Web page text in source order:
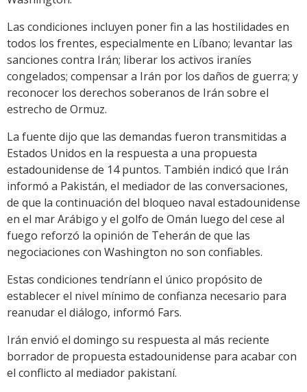
Las condiciones incluyen poner fin a las hostilidades en
todos los frentes, especialmente en Líbano; levantar las
sanciones contra Irán; liberar los activos iraníes
congelados; compensar a Irán por los daños de guerra; y
reconocer los derechos soberanos de Irán sobre el
estrecho de Ormuz.
La fuente dijo que las demandas fueron transmitidas a
Estados Unidos en la respuesta a una propuesta
estadounidense de 14 puntos. También indicó que Irán
informó a Pakistán, el mediador de las conversaciones,
de que la continuación del bloqueo naval estadounidense
en el mar Arábigo y el golfo de Omán luego del cese al
fuego reforzó la opinión de Teherán de que las
negociaciones con Washington no son confiables.
Estas condiciones tendríann el único propósito de
establecer el nivel mínimo de confianza necesario para
reanudar el diálogo, informó Fars.
Irán envió el domingo su respuesta al más reciente
borrador de propuesta estadounidense para acabar con
el conflicto al mediador pakistaní.